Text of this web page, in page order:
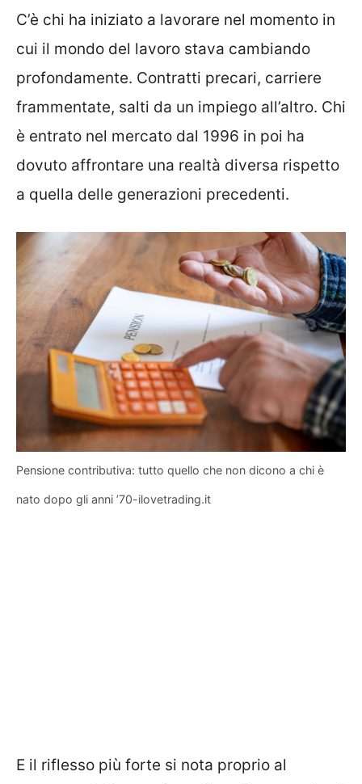
C’è chi ha iniziato a lavorare nel momento in
cui il mondo del lavoro stava cambiando
profondamente. Contratti precari, carriere
frammentate, salti da un impiego all’altro. Chi
è entrato nel mercato dal 1996 in poi ha
dovuto affrontare una realtà diversa rispetto
a quella delle generazioni precedenti.
Pensione contributiva: tutto quello che non dicono a chi è
nato dopo gli anni ’70-ilovetrading.it
E il riflesso più forte si nota proprio al